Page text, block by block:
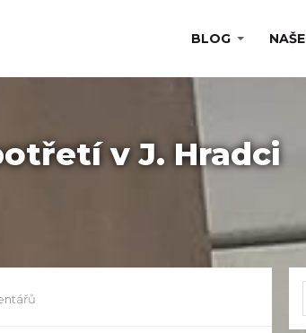
BLOG
v J. Hradci